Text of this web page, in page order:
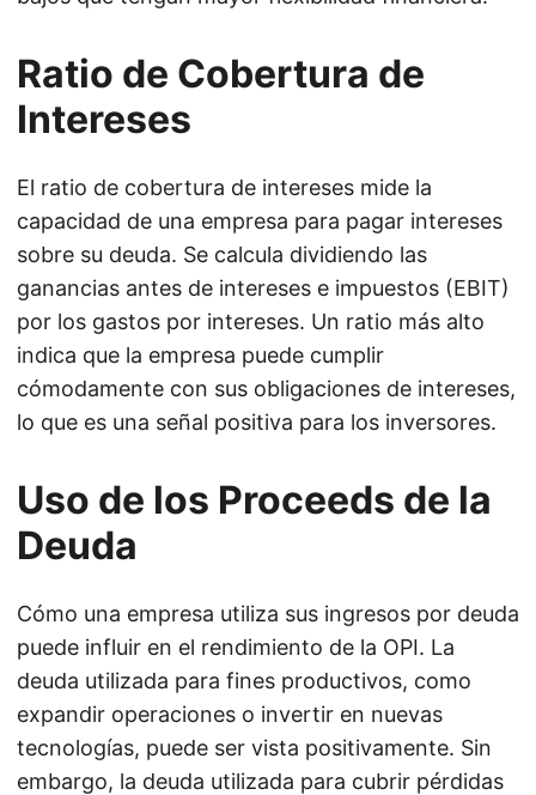
Ratio de Cobertura de
Intereses
El ratio de cobertura de intereses mide la
capacidad de una empresa para pagar intereses
sobre su deuda. Se calcula dividiendo las
ganancias antes de intereses e impuestos (EBIT)
por los gastos por intereses. Un ratio más alto
indica que la empresa puede cumplir
cómodamente con sus obligaciones de intereses,
lo que es una señal positiva para los inversores.
Uso de los Proceeds de la
Deuda
Cómo una empresa utiliza sus ingresos por deuda
puede influir en el rendimiento de la OPI. La
deuda utilizada para fines productivos, como
expandir operaciones o invertir en nuevas
tecnologías, puede ser vista positivamente. Sin
embargo, la deuda utilizada para cubrir pérdidas